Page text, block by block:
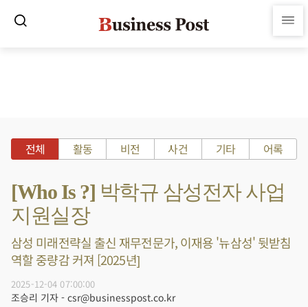
전체 활동 비전 사건 기타 어록
[Who Is ?] 박학규 삼성전자 사업
지원실장
삼성 미래전략실 출신 재무전문가, 이재용 '뉴삼성' 뒷받침
역할 중량감 커져 [2025년]
2025-12-04 07:00:00
조승리 기자 - csr@businesspost.co.kr